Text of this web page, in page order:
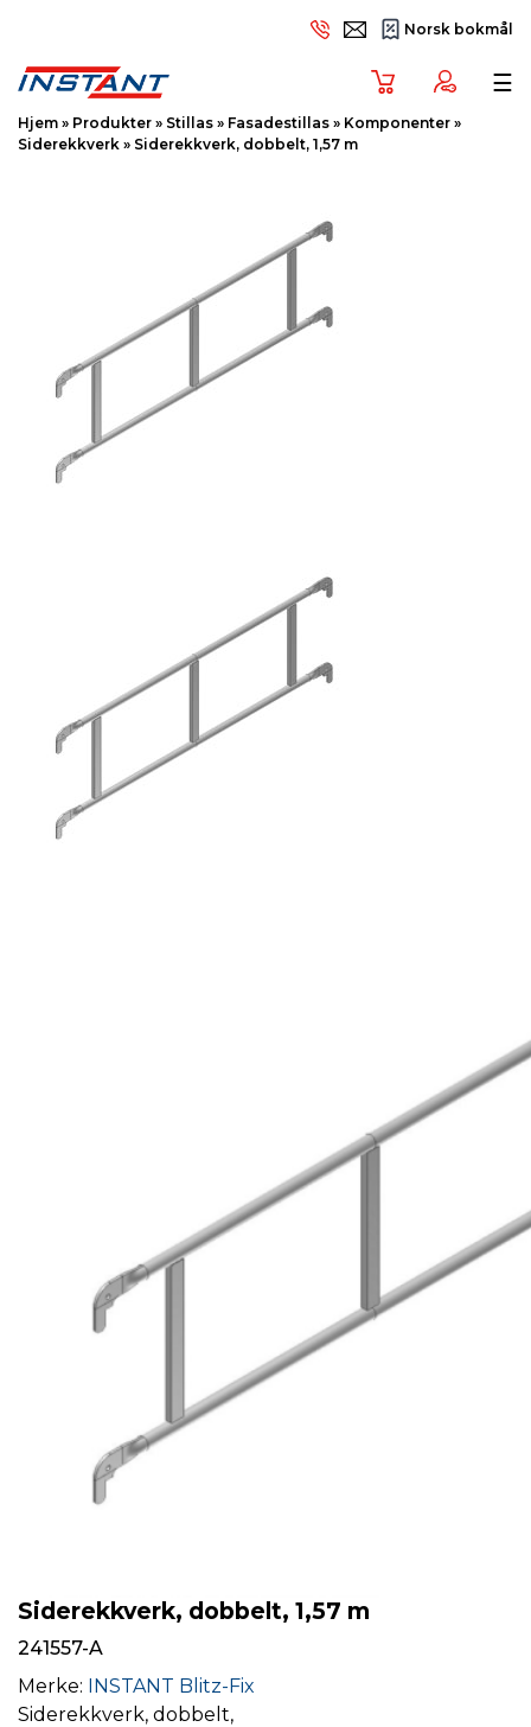
Norsk bokmål
☰
Hjem » Produkter » Stillas » Fasadestillas » Komponenter »
Siderekkverk » Siderekkverk, dobbelt, 1,57 m
Siderekkverk, dobbelt, 1,57 m
241557-A
Merke: INSTANT Blitz-Fix
Siderekkverk, dobbelt,